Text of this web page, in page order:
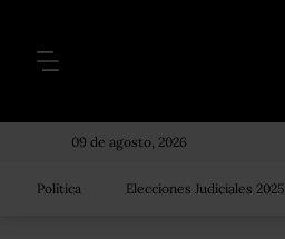
09 de agosto, 2026
Política Elecciones Judiciales 2025